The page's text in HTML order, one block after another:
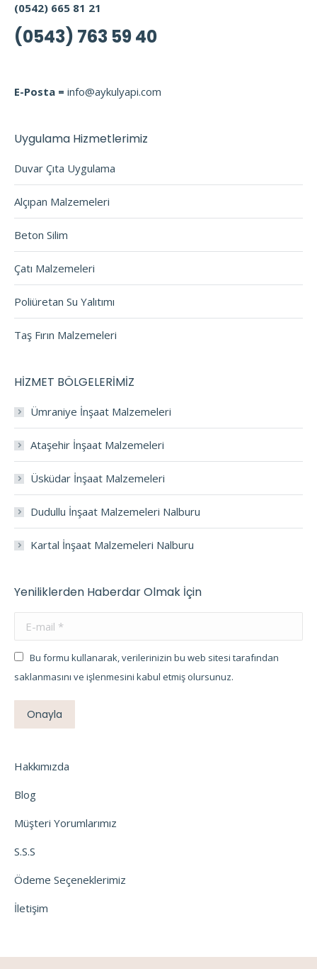
(0542) 665 81 21
(0543) 763 59 40
E-Posta = info@aykulyapi.com
Uygulama Hizmetlerimiz
Duvar Çıta Uygulama
Alçıpan Malzemeleri
Beton Silim
Çatı Malzemeleri
Poliüretan Su Yalıtımı
Taş Fırın Malzemeleri
HİZMET BÖLGELERİMİZ
Ümraniye İnşaat Malzemeleri
Ataşehir İnşaat Malzemeleri
Üsküdar İnşaat Malzemeleri
Dudullu İnşaat Malzemeleri Nalburu
Kartal İnşaat Malzemeleri Nalburu
Yeniliklerden Haberdar Olmak İçin
E-mail *
Bu formu kullanarak, verilerinizin bu web sitesi tarafından
saklanmasını ve işlenmesini kabul etmiş olursunuz.
Onayla
Hakkımızda
Blog
Müşteri Yorumlarımız
S.S.S
Ödeme Seçeneklerimiz
İletişim